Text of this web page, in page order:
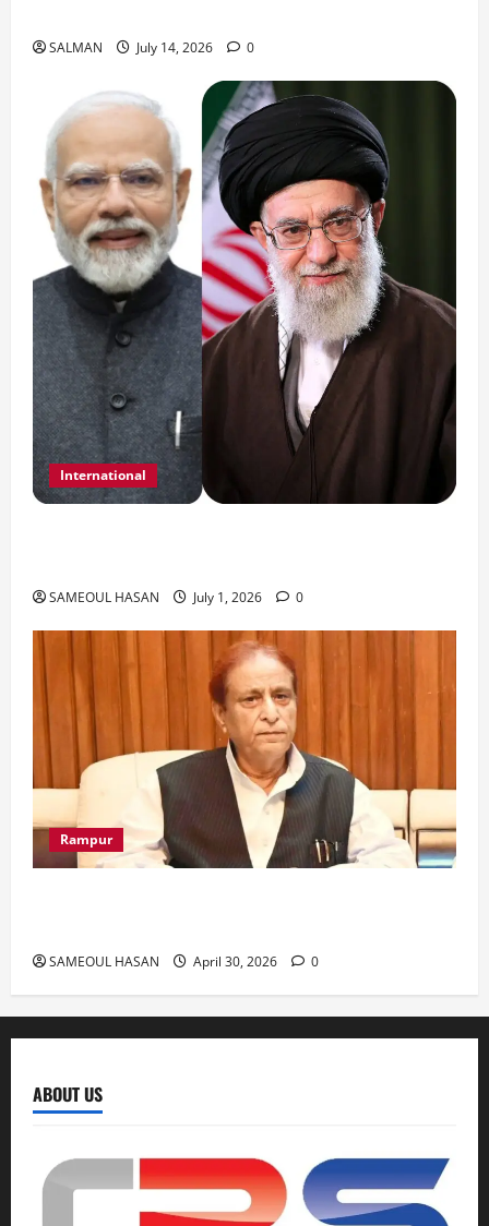
SALMAN July 14, 2026 0
International
SAMEOUL HASAN July 1, 2026 0
Rampur
SAMEOUL HASAN April 30, 2026 0
ABOUT US